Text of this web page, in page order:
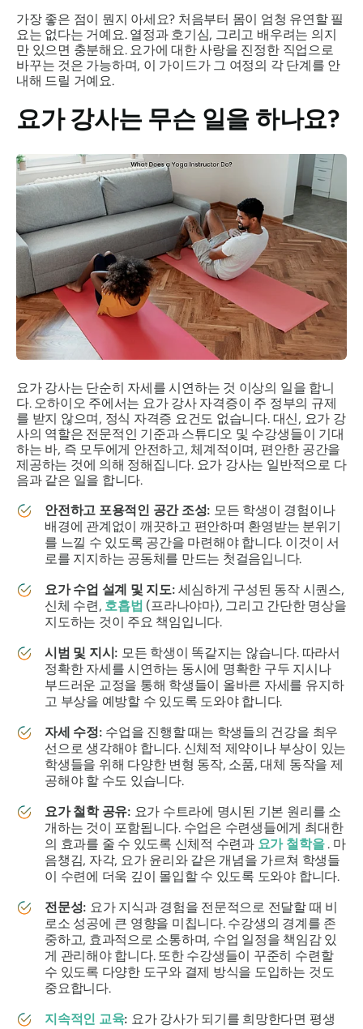
가장 좋은 점이 뭔지 아세요? 처음부터 몸이 엄청 유연할 필
요는 없다는 거예요. 열정과 호기심, 그리고 배우려는 의지
만 있으면 충분해요. 요가에 대한 사랑을 진정한 직업으로
바꾸는 것은 가능하며, 이 가이드가 그 여정의 각 단계를 안
내해 드릴 거예요.
요가 강사는 무슨 일을 하나요?
요가 강사는 단순히 자세를 시연하는 것 이상의 일을 합니
다. 오하이오 주에서는 요가 강사 자격증이 주 정부의 규제
를 받지 않으며, 정식 자격증 요건도 없습니다. 대신, 요가 강
사의 역할은 전문적인 기준과 스튜디오 및 수강생들이 기대
하는 바, 즉 모두에게 안전하고, 체계적이며, 편안한 공간을
제공하는 것에 의해 정해집니다. 요가 강사는 일반적으로 다
음과 같은 일을 합니다.
안전하고 포용적인 공간 조성: 모든 학생이 경험이나
배경에 관계없이 깨끗하고 편안하며 환영받는 분위기
를 느낄 수 있도록 공간을 마련해야 합니다. 이것이 서
로를 지지하는 공동체를 만드는 첫걸음입니다.
요가 수업 설계 및 지도: 세심하게 구성된 동작 시퀀스,
신체 수련, 호흡법 (프라나야마), 그리고 간단한 명상을
지도하는 것이 주요 책임입니다.
시범 및 지시: 모든 학생이 똑같지는 않습니다. 따라서
정확한 자세를 시연하는 동시에 명확한 구두 지시나
부드러운 교정을 통해 학생들이 올바른 자세를 유지하
고 부상을 예방할 수 있도록 도와야 합니다.
자세 수정: 수업을 진행할 때는 학생들의 건강을 최우
선으로 생각해야 합니다. 신체적 제약이나 부상이 있는
학생들을 위해 다양한 변형 동작, 소품, 대체 동작을 제
공해야 할 수도 있습니다.
요가 철학 공유: 요가 수트라에 명시된 기본 원리를 소
개하는 것이 포함됩니다. 수업은 수련생들에게 최대한
의 효과를 줄 수 있도록 신체적 수련과 요가 철학을. 마
음챙김, 자각, 요가 윤리와 같은 개념을 가르쳐 학생들
이 수련에 더욱 깊이 몰입할 수 있도록 도와야 합니다.
전문성: 요가 지식과 경험을 전문적으로 전달할 때 비
로소 성공에 큰 영향을 미칩니다. 수강생의 경계를 존
중하고, 효과적으로 소통하며, 수업 일정을 책임감 있
게 관리해야 합니다. 또한 수강생들이 꾸준히 수련할
수 있도록 다양한 도구와 결제 방식을 도입하는 것도
중요합니다.
지속적인 교육: 요가 강사가 되기를 희망한다면 평생